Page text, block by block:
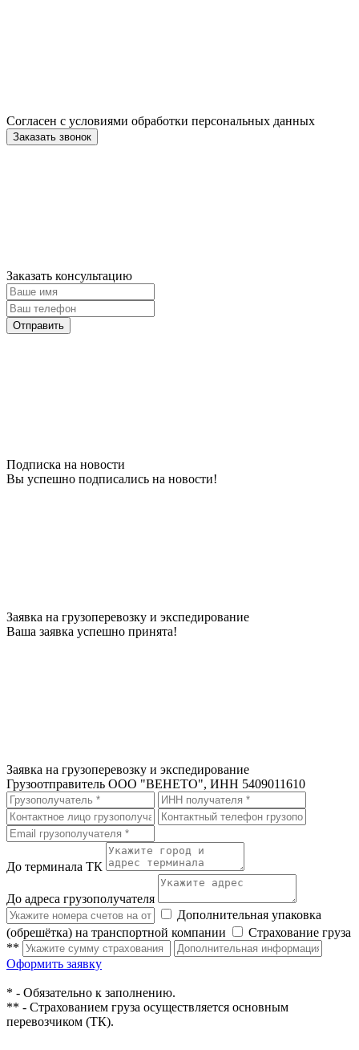
Согласен с условиями обработки персональных данных
Заказать консультацию
Подписка на новости
Вы успешно подписались на новости!
Заявка на грузоперевозку и экспедирование
Ваша заявка успешно принята!
Заявка на грузоперевозку и экспедирование
Грузоотправитель ООО "ВЕНЕТО", ИНН 5409011610
До терминала ТК
До адреса грузополучателя
Дополнительная упаковка
(обрешётка) на транспортной компании
Страхование груза
**
Оформить заявку
* - Обязательно к заполнению.
** - Страхованием груза осуществляется основным
перевозчиком (ТК).